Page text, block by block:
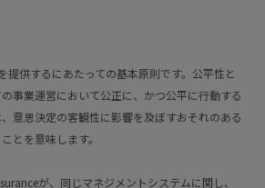
提供するにあたっての基本原則です。公平性と
事業運営において公正に、かつ公平に行動する
意思決定の客観性に影響を及ぼすおそれのある
とを意味します。
が、同じマネジメントシステムに関し、